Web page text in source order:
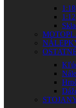
1:18
1:12